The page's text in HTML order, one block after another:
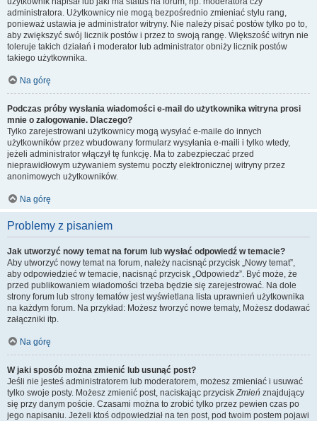
administratora. Użytkownicy nie mogą bezpośrednio zmieniać stylu rang,
ponieważ ustawia je administrator witryny. Nie należy pisać postów tylko po to,
aby zwiększyć swój licznik postów i przez to swoją rangę. Większość witryn nie
toleruje takich działań i moderator lub administrator obniży licznik postów
takiego użytkownika.
Na górę
Podczas próby wysłania wiadomości e-mail do użytkownika witryna prosi
mnie o zalogowanie. Dlaczego?
Tylko zarejestrowani użytkownicy mogą wysyłać e-maile do innych
użytkowników przez wbudowany formularz wysyłania e-maili i tylko wtedy,
jeżeli administrator włączył tę funkcję. Ma to zabezpieczać przed
nieprawidłowym używaniem systemu poczty elektronicznej witryny przez
anonimowych użytkowników.
Na górę
Problemy z pisaniem
Jak utworzyć nowy temat na forum lub wysłać odpowiedź w temacie?
Aby utworzyć nowy temat na forum, należy nacisnąć przycisk „Nowy temat”,
aby odpowiedzieć w temacie, nacisnąć przycisk „Odpowiedz”. Być może, że
przed publikowaniem wiadomości trzeba będzie się zarejestrować. Na dole
strony forum lub strony tematów jest wyświetlana lista uprawnień użytkownika
na każdym forum. Na przykład: Możesz tworzyć nowe tematy, Możesz dodawać
załączniki itp.
Na górę
W jaki sposób można zmienić lub usunąć post?
Jeśli nie jesteś administratorem lub moderatorem, możesz zmieniać i usuwać
tylko swoje posty. Możesz zmienić post, naciskając przyciskZmień znajdujący
się przy danym poście. Czasami można to zrobić tylko przez pewien czas po
jego napisaniu. Jeżeli ktoś odpowiedział na ten post, pod twoim postem pojawi